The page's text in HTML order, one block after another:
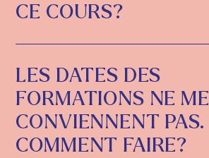
CE COURS?
LES DATES DES
FORMATIONS NE ME
CONVIENNENT PAS.
COMMENT FAIRE?